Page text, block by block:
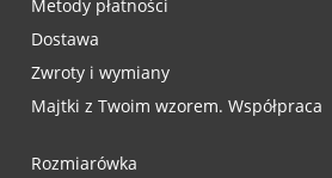
Metody płatności
Dostawa
Zwroty i wymiany
Majtki z Twoim wzorem. Współpraca
Rozmiarówka